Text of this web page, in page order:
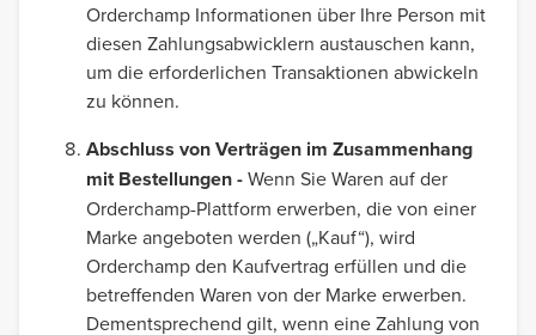
Orderchamp Informationen über Ihre Person mit
diesen Zahlungsabwicklern austauschen kann,
um die erforderlichen Transaktionen abwickeln
zu können.
Abschluss von Verträgen im Zusammenhang
mit Bestellungen -Wenn Sie Waren auf der
Orderchamp-Plattform erwerben, die von einer
Marke angeboten werden („Kauf“), wird
Orderchamp den Kaufvertrag erfüllen und die
betreffenden Waren von der Marke erwerben.
Dementsprechend gilt, wenn eine Zahlung von